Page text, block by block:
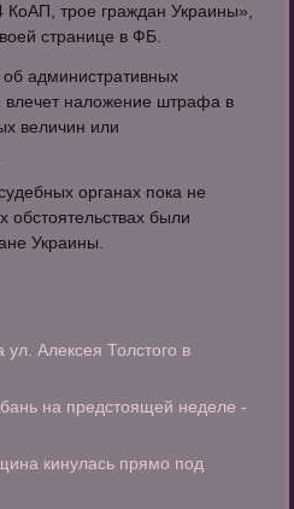
КоАП, трое граждан Украины»,
странице в ФБ.
об административных
наложение штрафа в
величин или
органах пока не
обстоятельствах были
Украины.
Алексея Толстого в
на предстоящей неделе -
кинулась прямо под